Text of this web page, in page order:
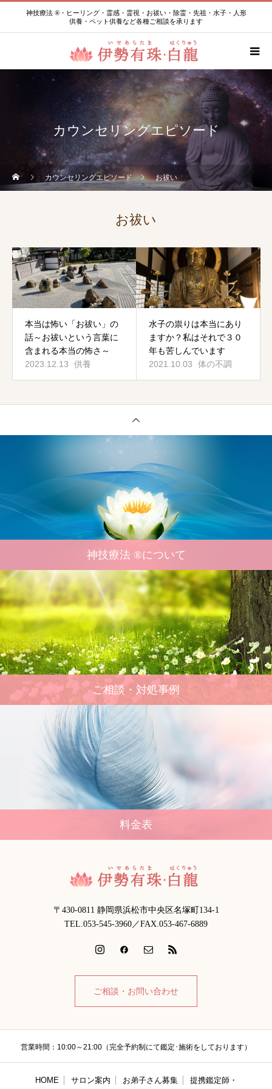
神技療法 ®・ヒーリング・霊感・霊視・お祓い・除霊・先祖・水子・人形
供養・ペット供養など各種ご相談を承ります
カウンセリングエピソード
カウンセリングエピソード お祓い
お祓い
本当は怖い「お祓い」の
話～お祓いという言葉に
含まれる本当の怖さ～
2023.12.13
供養
水子の祟りは本当にあり
ますか？私はそれで３０
年も苦しんでいます
2021.10.03
体の不調
神技療法 ®について
ご相談・対処事例
料金表
〒430-0811 静岡県浜松市中央区名塚町134-1
TEL.053-545-3960／FAX.053-467-6889
ご相談・お問い合わせ
営業時間：10:00～21:00（完全予約制にて鑑定･施術をしております）
HOME サロン案内 お弟子さん募集 提携鑑定師・